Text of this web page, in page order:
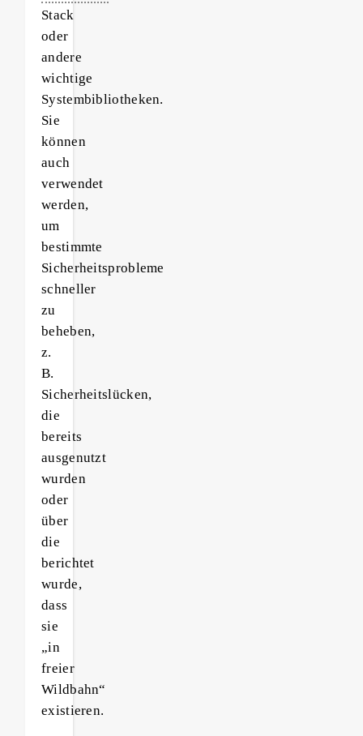
Stack
oder
andere
wichtige
Systembibliotheken.
Sie
können
auch
verwendet
werden,
um
bestimmte
Sicherheitsprobleme
schneller
zu
beheben,
z.
B.
Sicherheitslücken,
die
bereits
ausgenutzt
wurden
oder
über
die
berichtet
wurde,
dass
sie
„in
freier
Wildbahn“
existieren.